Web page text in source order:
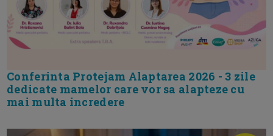
Conferinta Protejam Alaptarea 2026 - 3 zile
dedicate mamelor care vor sa alapteze cu
mai multa incredere